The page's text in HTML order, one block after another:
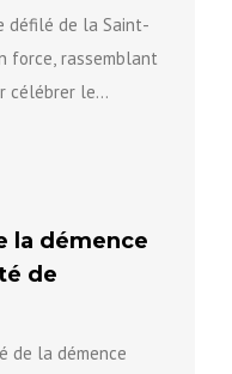
défilé de la Saint-
force, rassemblant
célébrer le
la démence
de
de la démence